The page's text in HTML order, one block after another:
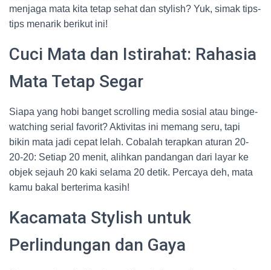
menjaga mata kita tetap sehat dan stylish? Yuk, simak tips-
tips menarik berikut ini!
Cuci Mata dan Istirahat: Rahasia
Mata Tetap Segar
Siapa yang hobi banget scrolling media sosial atau binge-
watching serial favorit? Aktivitas ini memang seru, tapi
bikin mata jadi cepat lelah. Cobalah terapkan aturan 20-
20-20: Setiap 20 menit, alihkan pandangan dari layar ke
objek sejauh 20 kaki selama 20 detik. Percaya deh, mata
kamu bakal berterima kasih!
Kacamata Stylish untuk
Perlindungan dan Gaya